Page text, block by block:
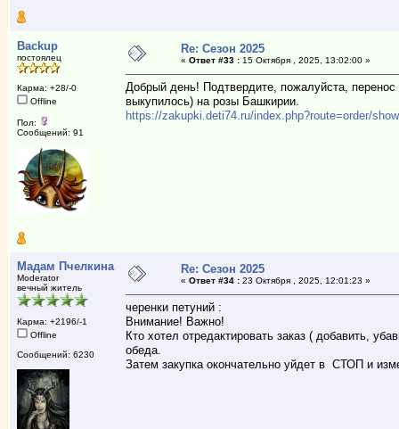
Backup
постоялец
Карма: +28/-0
Offline
Пол:
Сообщений: 91
Re: Сезон 2025
« Ответ #33 :15 Октября , 2025, 13:02:00 »
Добрый день! Подтвердите, пожалуйста,
выкупилось) на розы Башкирии.
https://zakupki.deti74.ru/index.php?route=order/
Мадам Пчелкина
Moderator
вечный житель
Карма: +2196/-1
Offline
Сообщений: 6230
Re: Сезон 2025
« Ответ #34 :23 Октября , 2025, 12:01:23 »
черенки петуний :
Внимание! Важно!
Кто хотел отредактировать заказ ( добавить,
обеда.
Затем закупка окончательно уйдет в СТОП и